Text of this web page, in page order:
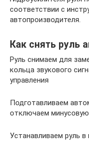
соответствии с
автопроизводителя.
Как снять руль
Руль снимаем для
кольца звукового
управления
Подготавливаем
отключаем
Устанавливаем руль